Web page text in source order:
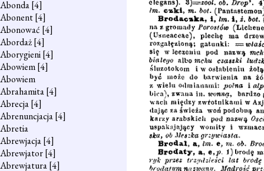
Abonda[4]
Abonent[4]
Abonować [4]
Abordaż[4]
Aborygieni[4]
Abowiem[4]
Abowiem
Abrahamita[4]
Abrecja[4]
Abrenuncjacja[4]
Abretia
Abrewjacja[4]
Abrewjator[4]
Abrewjatura[4]